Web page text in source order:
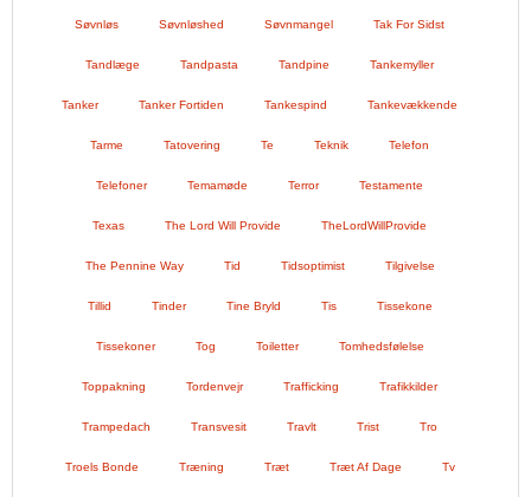
Søvnløs Søvnløshed Søvnmangel Tak For Sidst
Tandlæge Tandpasta Tandpine Tankemyller
Tanker Tanker Fortiden Tankespind Tankevækkende
Tarme Tatovering Te Teknik Telefon
Telefoner Temamøde Terror Testamente
Texas The Lord Will Provide TheLordWillProvide
The Pennine Way Tid Tidsoptimist Tilgivelse
Tillid Tinder Tine Bryld Tis Tissekone
Tissekoner Tog Toiletter Tomhedsfølelse
Toppakning Tordenvejr Trafficking Trafikkilder
Trampedach Transvesit Travlt Trist Tro
Troels Bonde Træning Træt Træt Af Dage Tv